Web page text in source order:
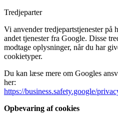
Tredjeparter
Vi anvender tredjepartstjenester på
andet tjenester fra Google. Disse
modtage oplysninger, når du har
cookietyper.
Du kan læse mere om Googles
her:
https://business.safety.google/
Opbevaring af cookies